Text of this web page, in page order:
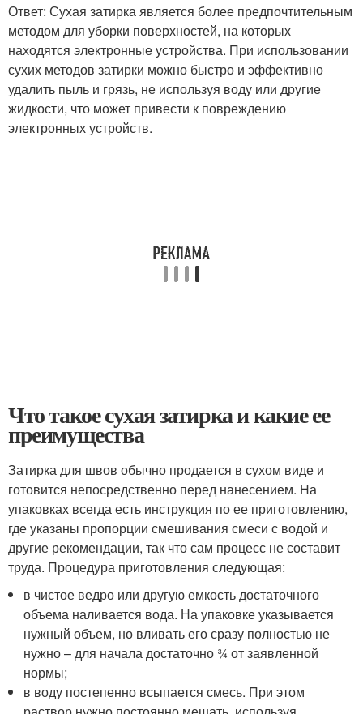
Ответ: Сухая затирка является более предпочтительным
методом для уборки поверхностей, на которых
находятся электронные устройства. При использовании
сухих методов затирки можно быстро и эффективно
удалить пыль и грязь, не используя воду или другие
жидкости, что может привести к повреждению
электронных устройств.
Что такое сухая затирка и какие ее
преимущества
Затирка для швов обычно продается в сухом виде и
готовится непосредственно перед нанесением. На
упаковках всегда есть инструкция по ее приготовлению,
где указаны пропорции смешивания смеси с водой и
другие рекомендации, так что сам процесс не составит
труда. Процедура приготовления следующая:
в чистое ведро или другую емкость достаточного
объема наливается вода. На упаковке указывается
нужный объем, но вливать его сразу полностью не
нужно – для начала достаточно ¾ от заявленной
нормы;
в воду постепенно всыпается смесь. При этом